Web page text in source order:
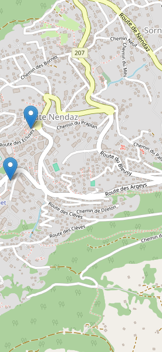
Winter:
12h00 & 14h30-18h30
in der Hochsaison:
08h30-19h00
(0)27 288 29 75
SIVIEZ
Siviez
Winter:
13h00 & 14h00-17h00
09h00-17h00
(0)27 288 12 92